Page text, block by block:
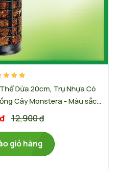
Dừa 20cm, Trụ Nhựa Có
Cây Monstera - Màu sắc
Đen
12,900 đ
giỏ hàng